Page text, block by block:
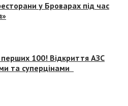
у Броварах під час
100! Відкриття АЗС
та суперцінами